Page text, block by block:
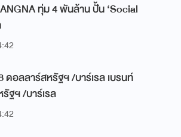
ทุ่ม 4 พันล้าน ปั้น ‘Social
ดอลลาร์สหรัฐฯ /บาร์เรล เบรนท์
ฐฯ /บาร์เรล